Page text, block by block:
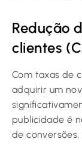
Redução
clientes
Com taxas de
adquirir um
publicidade é
de